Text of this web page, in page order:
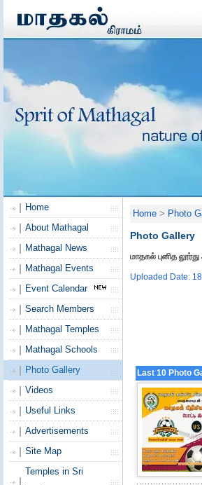
Home
About Mathagal
Mathagal News
Mathagal Events
Event Calendar
Search Members
Mathagal Temples
Mathagal Schools
Photo Gallery
Videos
Useful Links
Advertisements
Site Map
Temples in Sri
Home> Photo
Photo Gallery
மாதகல் புனித
Uploaded Date:
Last 10 Photo